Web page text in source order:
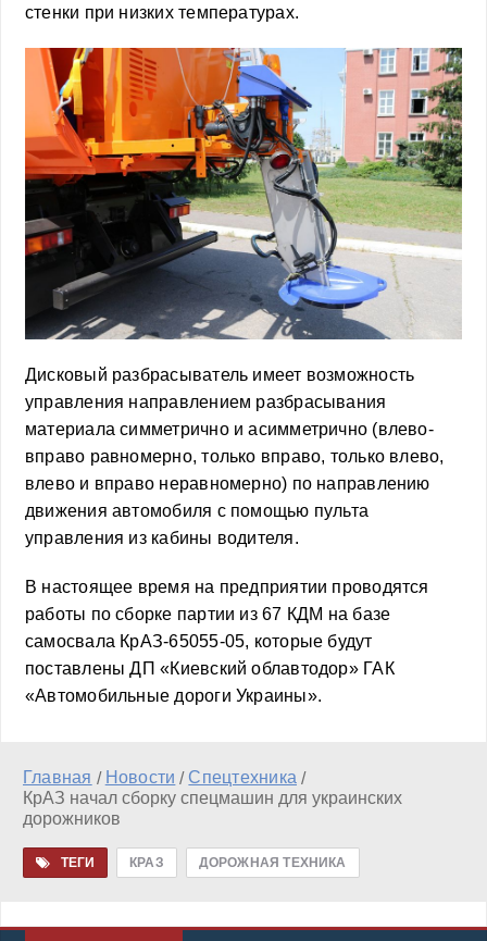
стенки при низких температурах.
Дисковый разбрасыватель имеет возможность
управления направлением разбрасывания
материала симметрично и асимметрично (влево-
вправо равномерно, только вправо, только влево,
влево и вправо неравномерно) по направлению
движения автомобиля с помощью пульта
управления из кабины водителя.
В настоящее время на предприятии проводятся
работы по сборке партии из 67 КДМ на базе
самосвала КрАЗ-65055-05, которые будут
поставлены ДП «Киевский облавтодор» ГАК
«Автомобильные дороги Украины».
Главная / Новости / Спецтехника /
КрАЗ начал сборку спецмашин для украинских
дорожников
ТЕГИ КРАЗ ДОРОЖНАЯ ТЕХНИКА